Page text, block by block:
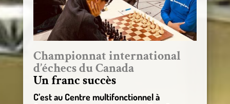
Championnat international
d’échecs du Canada
Un franc succès
C’est au Centre multifonctionnel à